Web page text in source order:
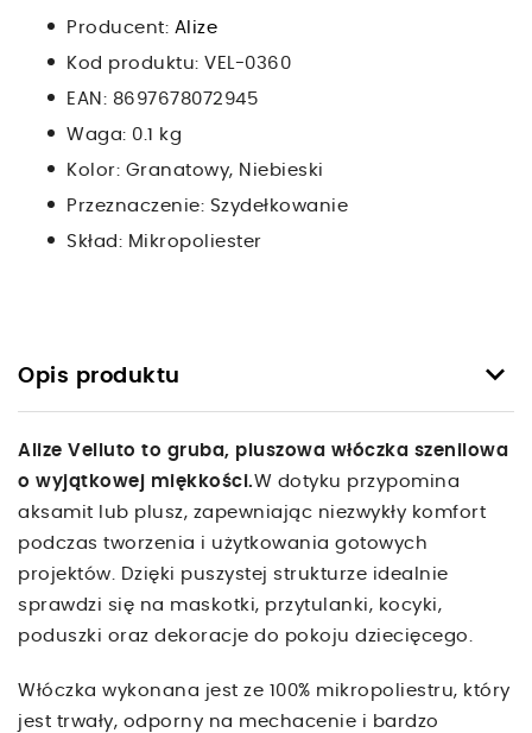
Producent: Alize
Kod produktu: VEL-0360
EAN: 8697678072945
Waga: 0.1 kg
Kolor: Granatowy, Niebieski
Przeznaczenie: Szydełkowanie
Skład: Mikropoliester
keyboard_arrow_down
Opis produktu
Alize Velluto to gruba, pluszowa włóczka szenilowa
o wyjątkowej miękkości.W dotyku przypomina
aksamit lub plusz, zapewniając niezwykły komfort
podczas tworzenia i użytkowania gotowych
projektów. Dzięki puszystej strukturze idealnie
sprawdzi się na maskotki, przytulanki, kocyki,
poduszki oraz dekoracje do pokoju dziecięcego.
Włóczka wykonana jest ze 100% mikropoliestru, który
jest trwały, odporny na mechacenie i bardzo